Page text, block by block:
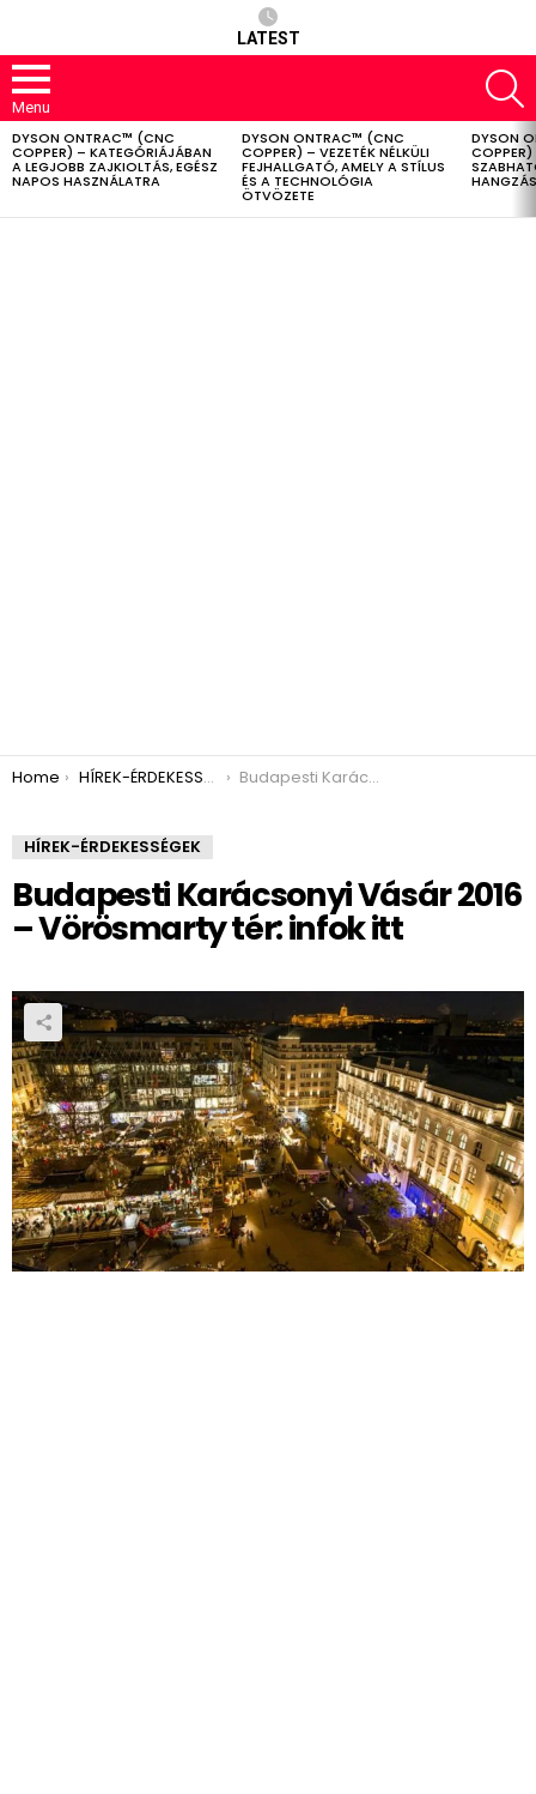
LATEST
Menu
LATEST
STORIES
DYSON ONTRAC™ (CNC
COPPER) – KATEGÓRIÁJÁBAN
A LEGJOBB ZAJKIOLTÁS, EGÉSZ
NAPOS HASZNÁLATRA
DYSON ONTRAC™ (CNC
COPPER) – VEZETÉK NÉLKÜLI
FEJHALLGATÓ, AMELY A STÍLUS
ÉS A TECHNOLÓGIA
ÖTVÖZETE
DYSON
COPPER)
You are here:
Home HÍREK-ÉRDEKESSÉGEK Budapesti Karácsonyi Vásár 2016 – Vörösmarty tér: infok itt
HÍREK-ÉRDEKESSÉGEK
Budapesti Karácsonyi Vásár 2016
– Vörösmarty tér: infok itt